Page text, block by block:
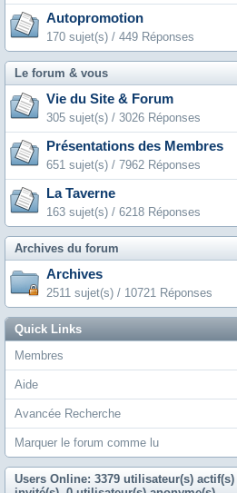
Autopromotion
170 sujet(s) / 449 Réponses
Le forum & vous
Vie du Site & Forum
305 sujet(s) / 3026 Réponses
Présentations des Membres
651 sujet(s) / 7962 Réponses
La Taverne
163 sujet(s) / 6218 Réponses
Archives du forum
Archives
2511 sujet(s) / 10721 Réponses
Quick Links
Membres
Aide
Avancée Recherche
Marquer le forum comme lu
Users Online: 3379 utilisateur(s) actif(s)